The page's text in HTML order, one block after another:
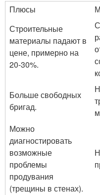
Плюсы
Строительные
материалы падают в
цене, примерно на
20-30%.
Больше свободных
бригад.
Можно
диагностировать
возможные
проблемы
продувания
(трещины в стенах).